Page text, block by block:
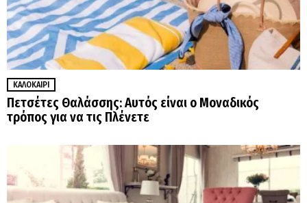
ΚΑΛΟΚΑΊΡΙ
Πετσέτες Θαλάσσης: Αυτός είναι ο Μοναδικός
τρόπος για να τις Πλένετε